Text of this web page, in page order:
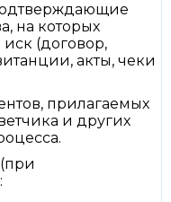
на которых
(договор,
акты, чеки
прилагаемых
и других